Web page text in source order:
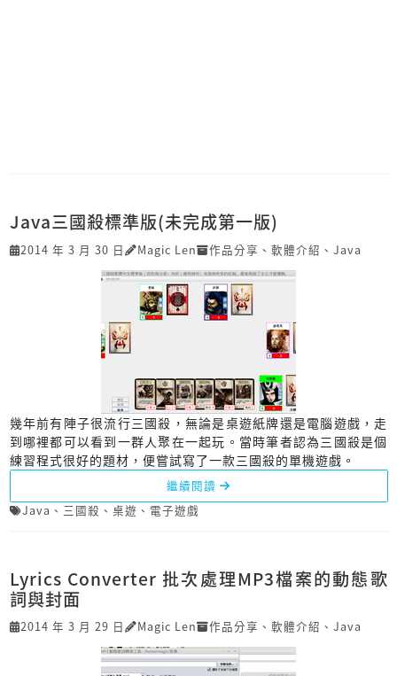
Java三國殺標準版(未完成第一版)
2014 年 3 月 30 日 Magic Len 作品分享 、 軟體介紹 、 Java
幾年前有陣子很流行三國殺，無論是桌遊紙牌還是電腦遊戲，走
到哪裡都可以看到一群人聚在一起玩。當時筆者認為三國殺是個
練習程式很好的題材，便嘗試寫了一款三國殺的單機遊戲。
繼續閱讀
Java 、 三國殺 、 桌遊 、 電子遊戲
Lyrics Converter 批次處理MP3檔案的動態歌
詞與封面
2014 年 3 月 29 日 Magic Len 作品分享 、 軟體介紹 、 Java